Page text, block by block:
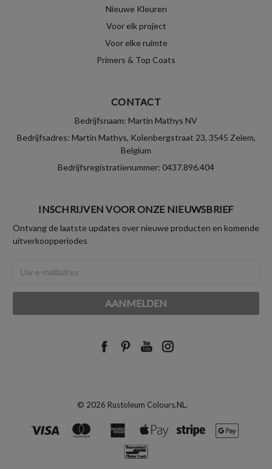
Nieuwe Kleuren
Voor elk project
Voor elke ruimte
Primers & Top Coats
CONTACT
Bedrijfsnaam: Martin Mathys NV
Bedrijfsadres: Martin Mathys, Kolenbergstraat 23, 3545 Zelem,
Belgium
Bedrijfsregistratienummer: 0437.896.404
INSCHRIJVEN VOOR ONZE NIEUWSBRIEF
Ontvang de laatste updates over nieuwe producten en komende
uitverkoopperiodes
mailadres
© 2026 Rustoleum Colours.NL.